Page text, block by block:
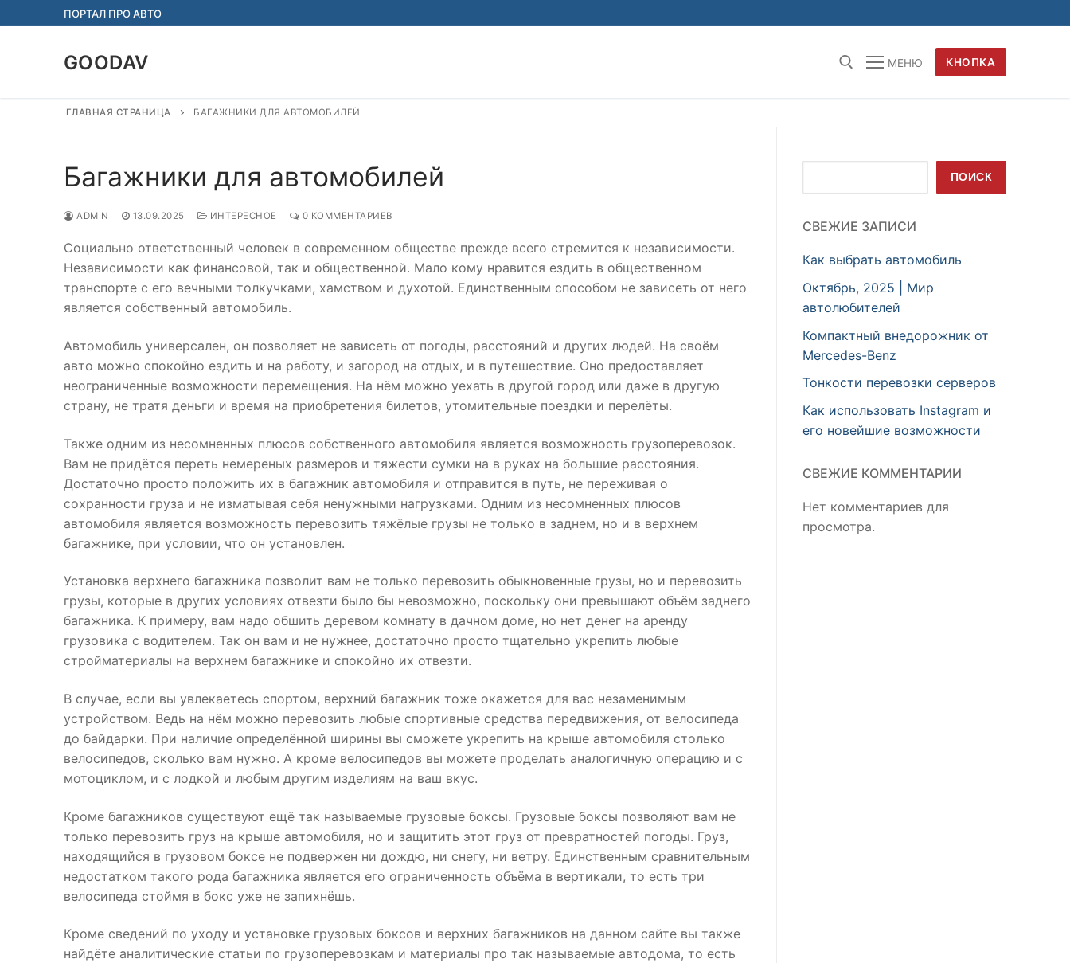
к
ПОРТАЛ ПРО АВТО
GOODAV МЕНЮ КНОПКА
ГЛАВНАЯ СТРАНИЦА БАГАЖНИКИ ДЛЯ АВТОМОБИЛЕЙ
Багажники для автомобилей
ADMIN 13.09.2025 ИНТЕРЕСНОЕ 0 КОММЕНТАРИЕВ
Социально ответственный человек в современном обществе прежде всего стремится к независимости.
Независимости как финансовой, так и общественной. Мало кому нравится ездить в общественном
транспорте с его вечными толкучками, хамством и духотой. Единственным способом не зависеть от него
является собственный автомобиль.
Автомобиль универсален, он позволяет не зависеть от погоды, расстояний и других людей. На своём
авто можно спокойно ездить и на работу, и загород на отдых, и в путешествие. Оно предоставляет
неограниченные возможности перемещения. На нём можно уехать в другой город или даже в другую
страну, не тратя деньги и время на приобретения билетов, утомительные поездки и перелёты.
Также одним из несомненных плюсов собственного автомобиля является возможность грузоперевозок.
Вам не придётся переть немереных размеров и тяжести сумки на в руках на большие расстояния.
Достаточно просто положить их в багажник автомобиля и отправится в путь, не переживая о
сохранности груза и не изматывая себя ненужными нагрузками. Одним из несомненных плюсов
автомобиля является возможность перевозить тяжёлые грузы не только в заднем, но и в верхнем
багажнике, при условии, что он установлен.
Установка верхнего багажника позволит вам не только перевозить обыкновенные грузы, но и перевозить
грузы, которые в других условиях отвезти было бы невозможно, поскольку они превышают объём заднего
багажника. К примеру, вам надо обшить деревом комнату в дачном доме, но нет денег на аренду
грузовика с водителем. Так он вам и не нужнее, достаточно просто тщательно укрепить любые
стройматериалы на верхнем багажнике и спокойно их отвезти.
В случае, если вы увлекаетесь спортом, верхний багажник тоже окажется для вас незаменимым
устройством. Ведь на нём можно перевозить любые спортивные средства передвижения, от велосипеда
до байдарки. При наличие определённой ширины вы сможете укрепить на крыше автомобиля столько
велосипедов, сколько вам нужно. А кроме велосипедов вы можете проделать аналогичную операцию и с
мотоциклом, и с лодкой и любым другим изделиям на ваш вкус.
Кроме багажников существуют ещё так называемые грузовые боксы. Грузовые боксы позволяют вам не
только перевозить груз на крыше автомобиля, но и защитить этот груз от превратностей погоды. Груз,
находящийся в грузовом боксе не подвержен ни дождю, ни снегу, ни ветру. Единственным сравнительным
недостатком такого рода багажника является его ограниченность объёма в вертикали, то есть три
велосипеда стоймя в бокс уже не запихнёшь.
Кроме сведений по уходу и установке грузовых боксов и верхних багажников на данном сайте вы также
найдёте аналитические статьи по грузоперевозкам и материалы про так называемые автодома, то есть
ПОИСК
СВЕЖИЕ ЗАПИСИ
Как выбрать автомобиль
Октябрь, 2025 | Мир
автолюбителей
Компактный внедорожник от
Mercedes-Benz
Тонкости перевозки серверов
Как использовать Instagram и
его новейшие возможности
СВЕЖИЕ КОММЕНТАРИИ
Нет комментариев для
просмотра.